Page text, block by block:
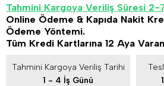
Tahmini Kargoya Veriliş Süresi 2-
Online Ödeme & Kapıda Nakit
Ödeme Yöntemi.
Tüm Kredi Kartlarına 12 Aya
Tahmini Kargoya Veriliş Tarihi
1 - 4 İş Günü